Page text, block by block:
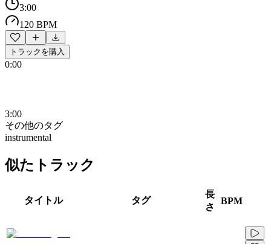
3:00
120 BPM
トラックを購入
0:00
3:00
その他のタグ
instrumental
似たトラック
タイトル タグ
長
さ
BPM